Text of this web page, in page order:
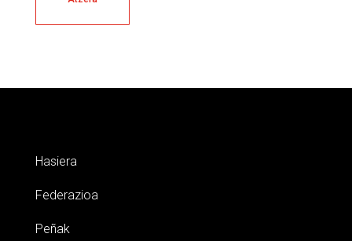
Hasiera
Federazioa
Peñak